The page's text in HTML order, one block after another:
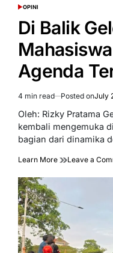
POSTED
OPINI
Di Balik
Agenda
Estimated
read
time
4 min read Posted onJuly
Oleh: Rizky Pratama
kembali mengemuka
bagian dari dinamika
Learn More Leave a